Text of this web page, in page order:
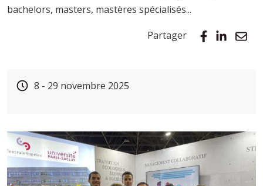
bachelors, masters, mastères spécialisés...
Partager
Image
8 - 29 novembre 2025